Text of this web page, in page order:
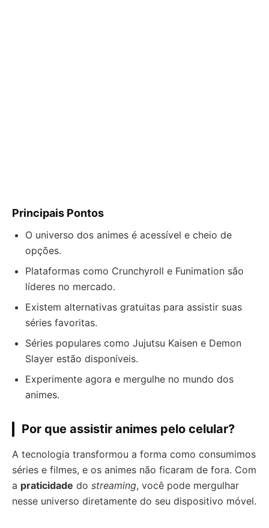
Principais Pontos
O universo dos animes é acessível e cheio de
opções.
Plataformas como Crunchyroll e Funimation são
líderes no mercado.
Existem alternativas gratuitas para assistir suas
séries favoritas.
Séries populares como Jujutsu Kaisen e Demon
Slayer estão disponíveis.
Experimente agora e mergulhe no mundo dos
animes.
Por que assistir animes pelo celular?
A tecnologia transformou a forma como consumimos
séries e filmes, e os animes não ficaram de fora. Com
a praticidade do streaming, você pode mergulhar
nesse universo diretamente do seu dispositivo móvel.